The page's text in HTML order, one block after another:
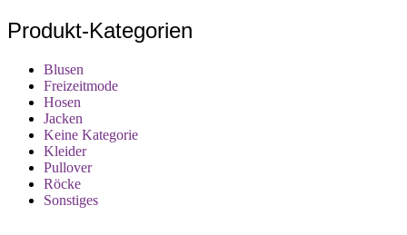
Produkt-Kategorien
Blusen
Freizeitmode
Hosen
Jacken
Keine Kategorie
Kleider
Pullover
Röcke
Sonstiges